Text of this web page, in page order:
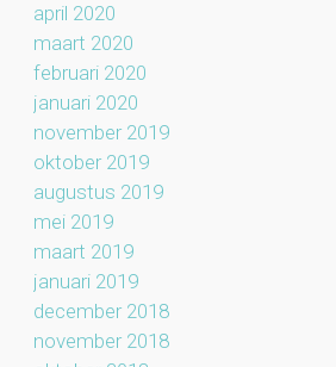
april 2020
maart 2020
februari 2020
januari 2020
november 2019
oktober 2019
augustus 2019
mei 2019
maart 2019
januari 2019
december 2018
november 2018